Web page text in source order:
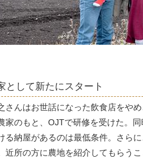
として新たにスタート
さんはお世話になった飲食店をや
家のもと、OJTで研修を受けた。
る納屋があるのは最低条件。さら
近所の方に農地を紹介してもらう